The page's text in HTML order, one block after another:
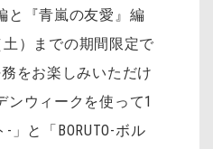
と『青嵐の友愛』編
）までの期間限定で
をお楽しみいただけ
ンウィークを使って1
-」と「BORUTO-ボル